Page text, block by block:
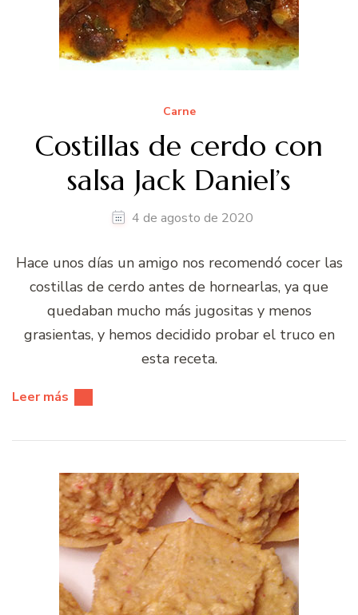
Carne
Costillas de cerdo con
salsa Jack Daniel’s
4 de agosto de 2020
Hace unos días un amigo nos recomendó cocer las
costillas de cerdo antes de hornearlas, ya que
quedaban mucho más jugositas y menos
grasientas, y hemos decidido probar el truco en
esta receta.
Leer más